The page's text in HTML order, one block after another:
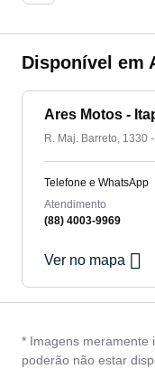
Disponível em
Ares Motos -
R. Maj. Barreto, 1330
Telefone e WhatsApp
Atendimento
(88) 4003-9969
Ver no mapa
* Imagens meramente
poderão não estar